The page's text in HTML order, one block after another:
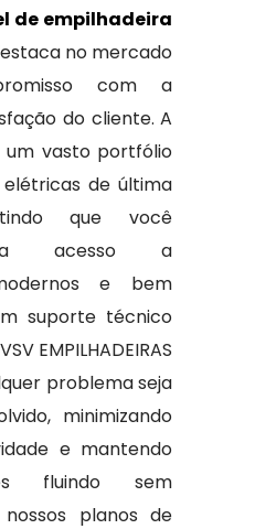
de empilhadeira
no mercado
com a
do cliente. A
vasto portfólio
de última
que você
acesso a
e bem
suporte técnico
EMPILHADEIRAS
problema seja
minimizando
e mantendo
fluindo sem
planos de